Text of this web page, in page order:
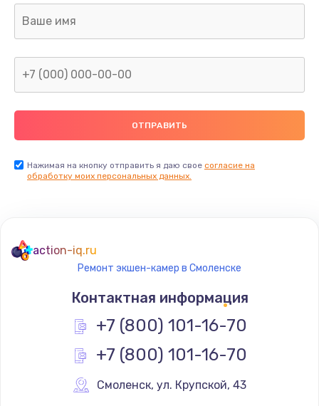
Нажимая на кнопку отправить я даю свое согласие на
обработку моих персональных данных.
action-iq.ru
Ремонт экшен-камер в Смоленске
Контактная информация
+7 (800) 101-16-70
+7 (800) 101-16-70
Смоленск, ул. Крупской, 43